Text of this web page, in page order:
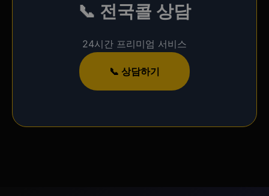
📞 전국콜 상담
24시간 프리미엄 서비스
📞 상담하기